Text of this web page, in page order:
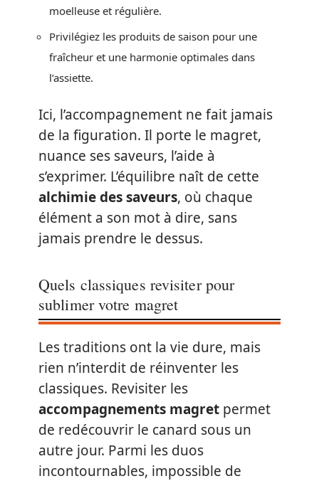
moelleuse et régulière.
Privilégiez les produits de saison pour une
fraîcheur et une harmonie optimales dans
l’assiette.
Ici, l’accompagnement ne fait jamais
de la figuration. Il porte le magret,
nuance ses saveurs, l’aide à
s’exprimer. L’équilibre naît de cette
alchimie des saveurs, où chaque
élément a son mot à dire, sans
jamais prendre le dessus.
Quels classiques revisiter pour
sublimer votre magret
Les traditions ont la vie dure, mais
rien n’interdit de réinventer les
classiques. Revisiter les
accompagnements magret permet
de redécouvrir le canard sous un
autre jour. Parmi les duos
incontournables, impossible de